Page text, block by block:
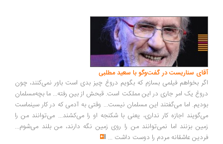
آقای سناریست در گفت‌وگو با سعید مطلبی
اگر بخواهم فیلمی بسازم که بگویم دروغ چیز بدی است باور نمی‌کنند، چون
دروغ یک امر جاری در این مملکت است. قبحش از بین رفته... ما بچه‌مسلمان
بودیم. اما می‌گفتند این مسلمان نیست... وقتی به آدمی که در کار سینماست
می‌گویند اجازه کار نداری، یعنی با شکنجه او را می‌کشند... می‌توانند من را
زمین بزنند اما نمی‌توانند من را روی زمین نگه دارند، من بلند می‌شوم...
فردین عاشقانه مردم را دوست داشت ...